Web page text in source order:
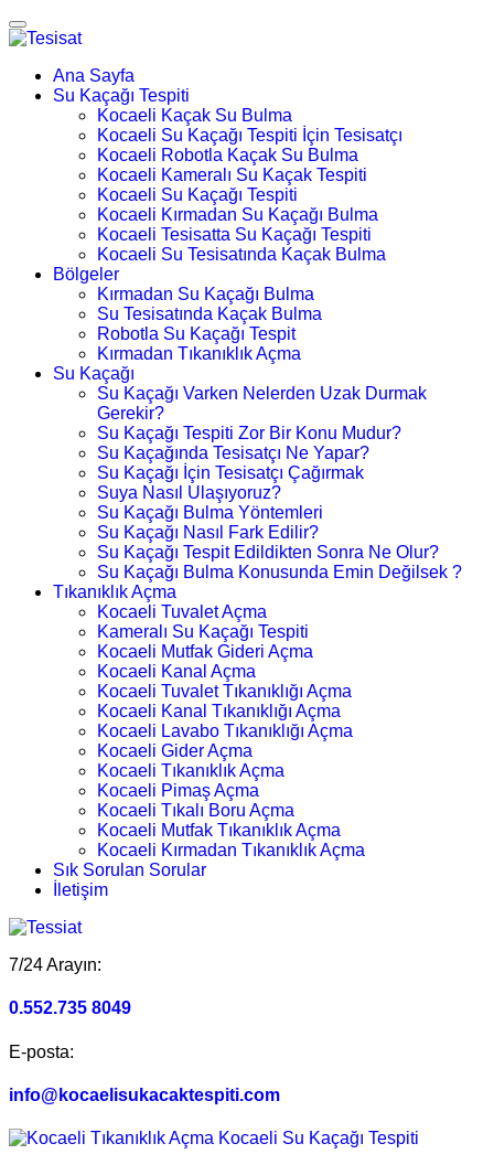
Ana Sayfa
Su Kaçağı Tespiti
Kocaeli Kaçak Su Bulma
Kocaeli Su Kaçağı Tespiti İçin Tesisatçı
Kocaeli Robotla Kaçak Su Bulma
Kocaeli Kameralı Su Kaçak Tespiti
Kocaeli Su Kaçağı Tespiti
Kocaeli Kırmadan Su Kaçağı Bulma
Kocaeli Tesisatta Su Kaçağı Tespiti
Kocaeli Su Tesisatında Kaçak Bulma
Bölgeler
Kırmadan Su Kaçağı Bulma
Su Tesisatında Kaçak Bulma
Robotla Su Kaçağı Tespit
Kırmadan Tıkanıklık Açma
Su Kaçağı
Su Kaçağı Varken Nelerden Uzak Durmak
Gerekir?
Su Kaçağı Tespiti Zor Bir Konu Mudur?
Su Kaçağında Tesisatçı Ne Yapar?
Su Kaçağı İçin Tesisatçı Çağırmak
Suya Nasıl Ulaşıyoruz?
Su Kaçağı Bulma Yöntemleri
Su Kaçağı Nasıl Fark Edilir?
Su Kaçağı Tespit Edildikten Sonra Ne Olur?
Su Kaçağı Bulma Konusunda Emin Değilsek ?
Tıkanıklık Açma
Kocaeli Tuvalet Açma
Kameralı Su Kaçağı Tespiti
Kocaeli Mutfak Gideri Açma
Kocaeli Kanal Açma
Kocaeli Tuvalet Tıkanıklığı Açma
Kocaeli Kanal Tıkanıklığı Açma
Kocaeli Lavabo Tıkanıklığı Açma
Kocaeli Gider Açma
Kocaeli Tıkanıklık Açma
Kocaeli Pimaş Açma
Kocaeli Tıkalı Boru Açma
Kocaeli Mutfak Tıkanıklık Açma
Kocaeli Kırmadan Tıkanıklık Açma
Sık Sorulan Sorular
İletişim
7/24 Arayın:
0.552.735 8049
E-posta:
info@kocaelisukacaktespiti.com